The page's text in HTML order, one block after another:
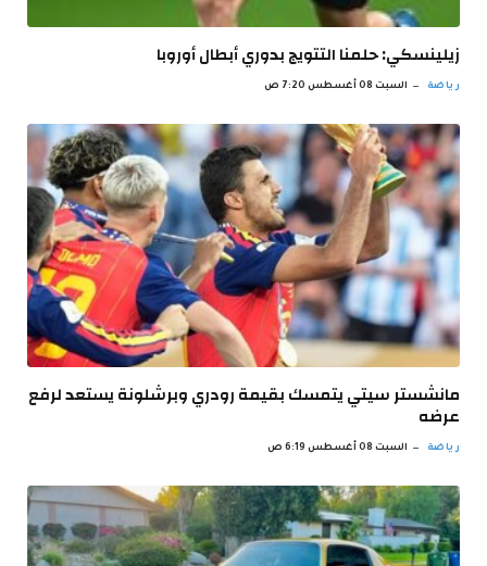
زيلينسكي: حلمنا التتويج بدوري أبطال أوروبا
رياضة السبت 08 أغسطس 7:20 ص
مانشستر سيتي يتمسك بقيمة رودري وبرشلونة يستعد لرفع
عرضه
رياضة السبت 08 أغسطس 6:19 ص